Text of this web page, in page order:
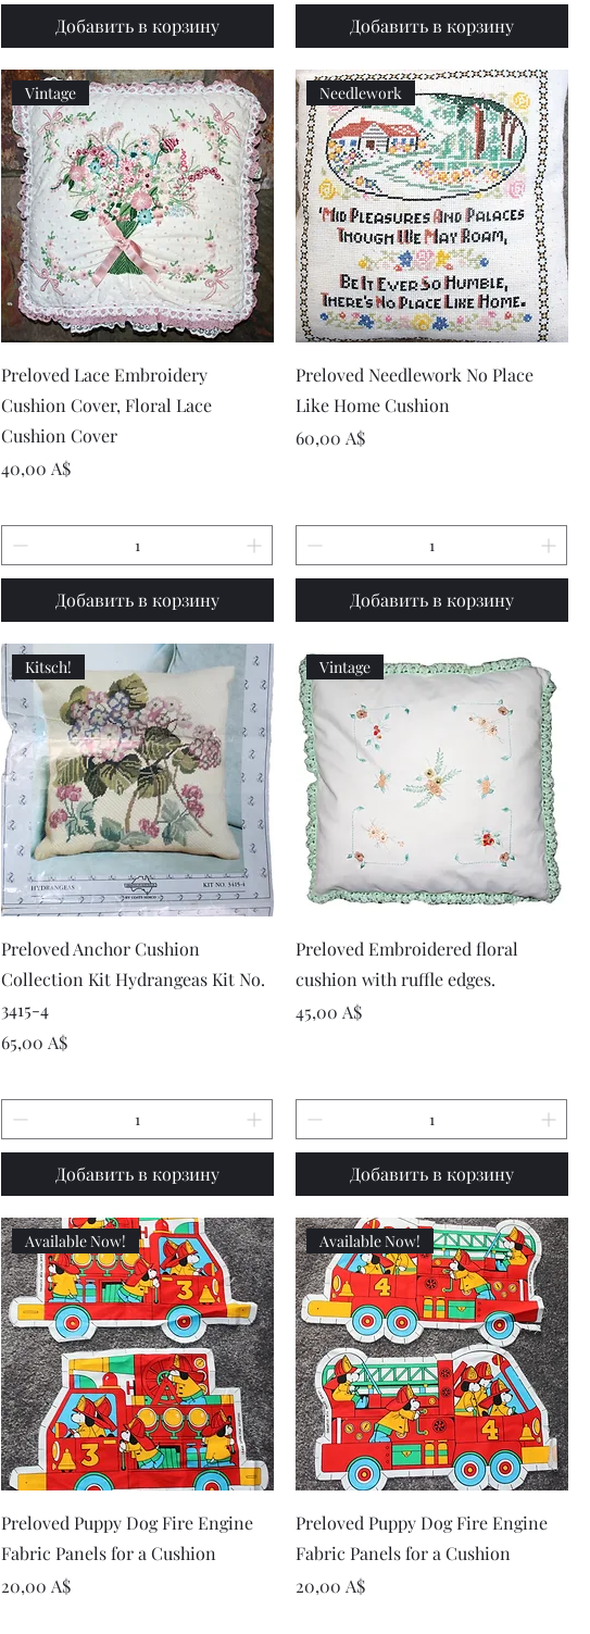
Добавить в корзину Добавить в корзину
Быстрый просмотр
Vintage
Preloved Lace Embroidery
Cushion Cover, Floral Lace
Cushion Cover
Цена
40,00 A$
Добавить в корзину
Быстрый просмотр
Needlework
Preloved Needlework No Place
Like Home Cushion
Цена
60,00 A$
Добавить в корзину
Быстрый просмотр
Kitsch!
Preloved Anchor Cushion
Collection Kit Hydrangeas Kit No.
3415-4
Цена
65,00 A$
Добавить в корзину
Быстрый просмотр
Vintage
Preloved Embroidered floral
cushion with ruffle edges.
Цена
45,00 A$
Добавить в корзину
Быстрый просмотр
Available Now!
Preloved Puppy Dog Fire Engine
Fabric Panels for a Cushion
Цена
20,00 A$
Быстрый просмотр
Available Now!
Preloved Puppy Dog Fire Engine
Fabric Panels for a Cushion
Цена
20,00 A$